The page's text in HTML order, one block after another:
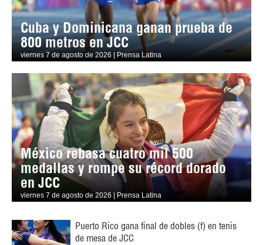
Cuba y Dominicana ganan prueba de
800 metros en JCC
viernes 7 de agosto de 2026 | Prensa Latina
México rebasa cuatro mil 500
medallas y rompe su récord dorado
en JCC
viernes 7 de agosto de 2026 | Prensa Latina
Puerto Rico gana final de dobles (f) en tenis
de mesa de JCC